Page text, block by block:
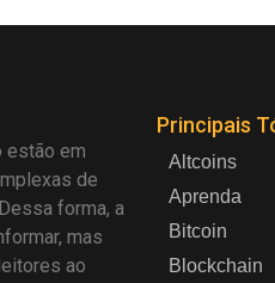
estão em
de
forma, a
mas
ao
Principais
Altcoins
Aprenda
Bitcoin
Blockchain